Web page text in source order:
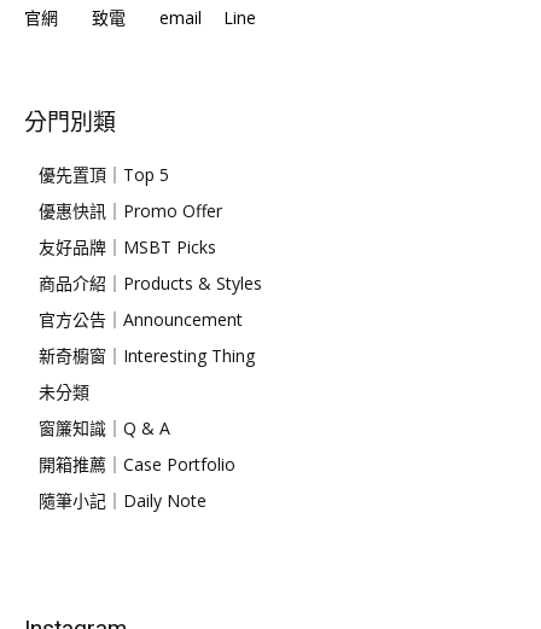
官網 致電 email Line
分門別類
優先置頂｜Top 5
優惠快訊｜Promo Offer
友好品牌｜MSBT Picks
商品介紹｜Products & Styles
官方公告｜Announcement
新奇櫥窗｜Interesting Thing
未分類
窗簾知識｜Q & A
開箱推薦｜Case Portfolio
隨筆小記｜Daily Note